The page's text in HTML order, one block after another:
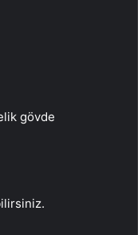
gövde